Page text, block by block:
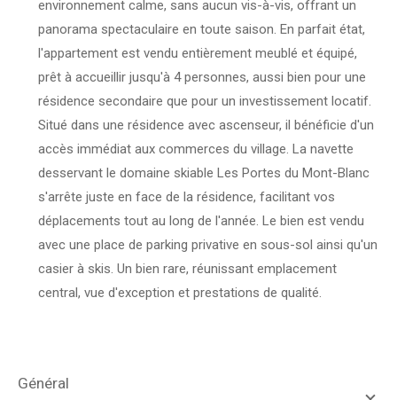
environnement calme, sans aucun vis-à-vis, offrant un
panorama spectaculaire en toute saison. En parfait état,
l'appartement est vendu entièrement meublé et équipé,
prêt à accueillir jusqu'à 4 personnes, aussi bien pour une
résidence secondaire que pour un investissement locatif.
Situé dans une résidence avec ascenseur, il bénéficie d'un
accès immédiat aux commerces du village. La navette
desservant le domaine skiable Les Portes du Mont-Blanc
s'arrête juste en face de la résidence, facilitant vos
déplacements tout au long de l'année. Le bien est vendu
avec une place de parking privative en sous-sol ainsi qu'un
casier à skis. Un bien rare, réunissant emplacement
central, vue d'exception et prestations de qualité.
général